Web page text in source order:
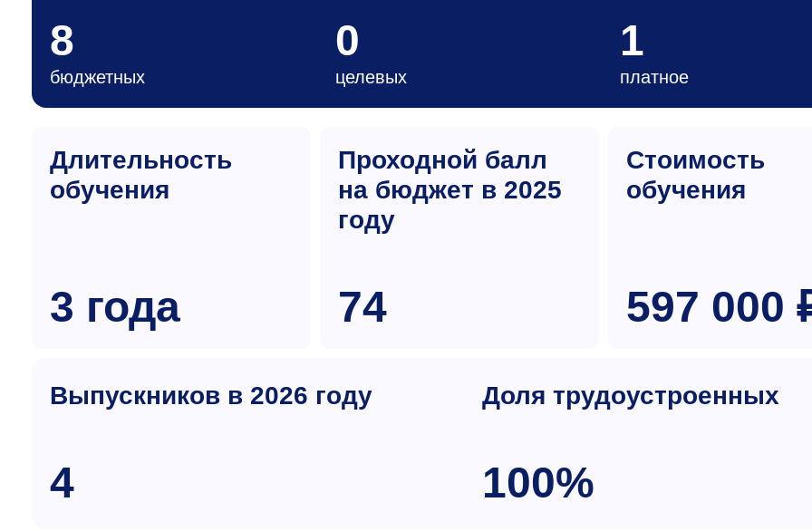
8
бюджетных
0
целевых
1
платное
Длительность
обучения
3 года
Проходной балл
на бюджет в 2025
году
74
Стоимость
обучения
597 000
Выпускников в 2026 году
4
Доля трудоустроенных
100%